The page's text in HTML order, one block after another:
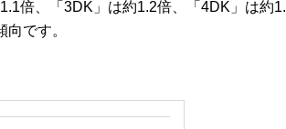
倍、「3DK」は約1.2倍、「4DK」は約1.
です。